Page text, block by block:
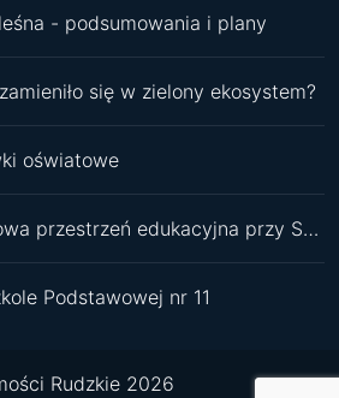
- podsumowania i plany
się w zielony ekosystem?
oświatowe
„Zagroda Motyli”– nowa przestrzeń edukacyjna przy SP 11
Podstawowej nr 11
Rudzkie 2026